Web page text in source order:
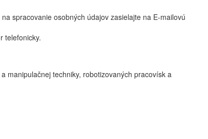
spracovanie osobných údajov zasielajte na E-mailovú
telefonicky.
manipulačnej techniky, robotizovaných pracovísk a